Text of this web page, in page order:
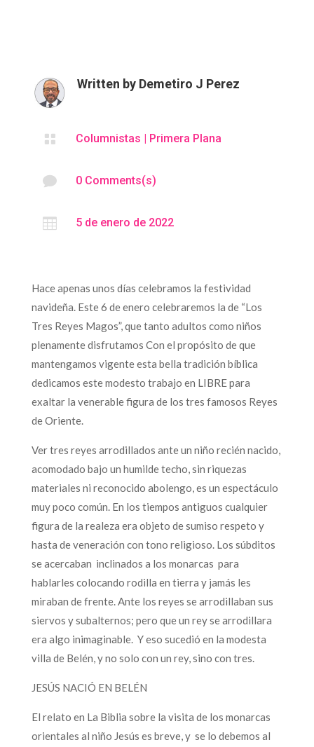
Written by Demetiro J Perez
 Columnistas | Primera Plana
 0 Comments(s)
 5 de enero de 2022
Hace apenas unos días celebramos la festividad
navideña. Este 6 de enero celebraremos la de “Los
Tres Reyes Magos”, que tanto adultos como niños
plenamente disfrutamos Con el propósito de que
mantengamos vigente esta bella tradición bíblica
dedicamos este modesto trabajo en LIBRE para
exaltar la venerable figura de los tres famosos Reyes
de Oriente.
Ver tres reyes arrodillados ante un niño recién nacido,
acomodado bajo un humilde techo, sin riquezas
materiales ni reconocido abolengo, es un espectáculo
muy poco común. En los tiempos antiguos cualquier
figura de la realeza era objeto de sumiso respeto y
hasta de veneración con tono religioso. Los súbditos
se acercaban inclinados a los monarcas para
hablarles colocando rodilla en tierra y jamás les
miraban de frente. Ante los reyes se arrodillaban sus
siervos y subalternos; pero que un rey se arrodillara
era algo inimaginable. Y eso sucedió en la modesta
villa de Belén, y no solo con un rey, sino con tres.
JESÚS NACIÓ EN BELÉN
El relato en La Biblia sobre la visita de los monarcas
orientales al niño Jesús es breve, y se lo debemos al